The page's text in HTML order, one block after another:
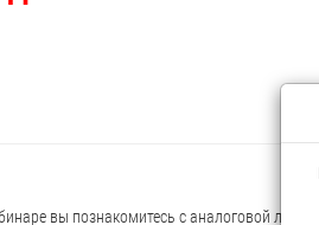
вы познакомитесь с аналоговой